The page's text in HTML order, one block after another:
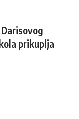
prikuplja